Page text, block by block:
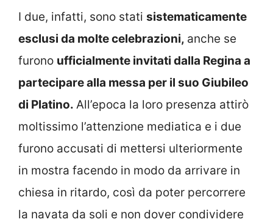
I due, infatti, sono stati sistematicamente
esclusi da molte celebrazioni, anche se
furono ufficialmente invitati dalla Regina a
partecipare alla messa per il suo Giubileo
di Platino. All’epoca la loro presenza attirò
moltissimo l’attenzione mediatica e i due
furono accusati di mettersi ulteriormente
in mostra facendo in modo da arrivare in
chiesa in ritardo, così da poter percorrere
la navata da soli e non dover condividere